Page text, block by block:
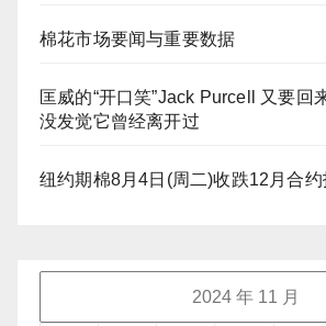
棉花市场要闻与重要数据
匡威的“开口笑”Jack Purcell 又要回
没发觉它曾经离开过
纽约期棉8月4日(周二)收跌12月合
2024 年 11 月